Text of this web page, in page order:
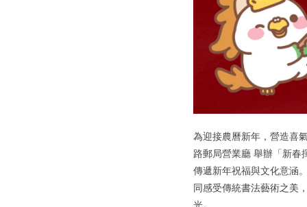
為迎接農曆新年，營造喜
路郵局營業廳 舉辦「新春
傳遞新年祝福與文化意涵
同感受傳統書法藝術之美